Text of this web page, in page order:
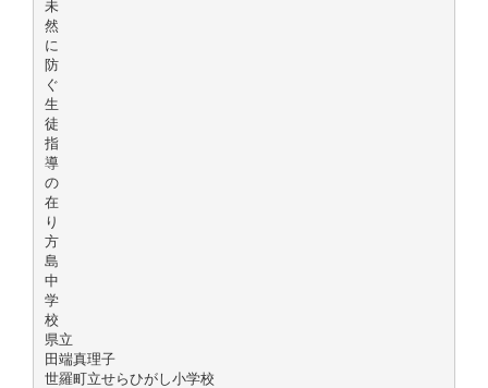
未
然
に
防
ぐ
生
徒
指
導
の
在
り
方
島
中
学
校
県立
田端真理子
世羅町立せらひがし小学校